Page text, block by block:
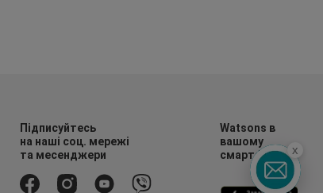
Підписуйтесь
на наші соц. мережі
та месенджери
Watsons в
вашому
смартфоні
x